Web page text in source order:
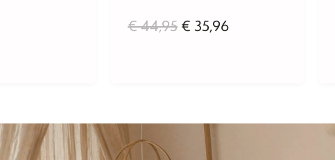
€44,95 Oorspronkelijke
€ 35,96Huidige